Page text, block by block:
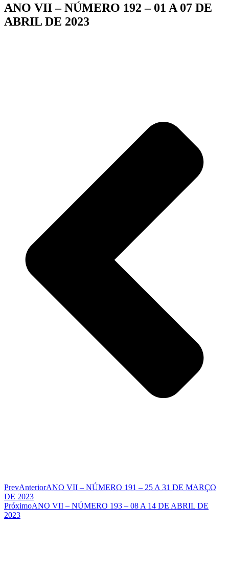
ANO VII – NÚMERO 192 – 01 A 07 DE
ABRIL DE 2023
PrevAnteriorANO VII – NÚMERO 191 – 25 A 31 DE MARÇO
DE 2023
PróximoANO VII – NÚMERO 193 – 08 A 14 DE ABRIL DE
2023